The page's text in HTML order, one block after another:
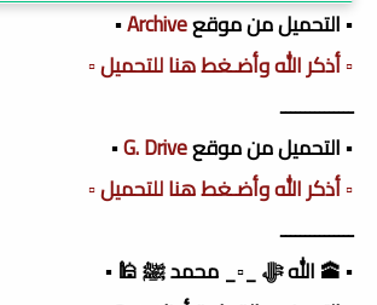
▪️ التحميل من موقعArchive
▪️
▫️ أذكر الله وأضـغط هنا للتحميل ▫️
ـــــــــــــــ
▪️ التحميل من موقعG. Drive
▪️
▫️ أذكر الله وأضـغط هنا للتحميل ▫️
ـــــــــــــــ
▪️ 🕋 الله ﷻ _▫️_ محمد ﷺ 🕌 ▪️